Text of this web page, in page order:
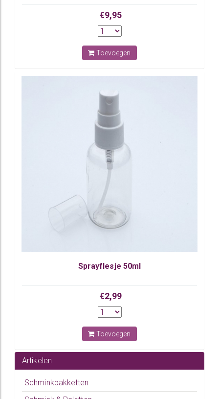
€9,95
Toevoegen
Sprayflesje 50ml
€2,99
Toevoegen
Artikelen
Schminkpakketten